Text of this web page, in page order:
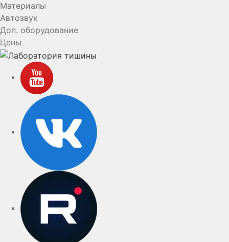
Материалы
Автозвук
Доп. оборудование
Цены